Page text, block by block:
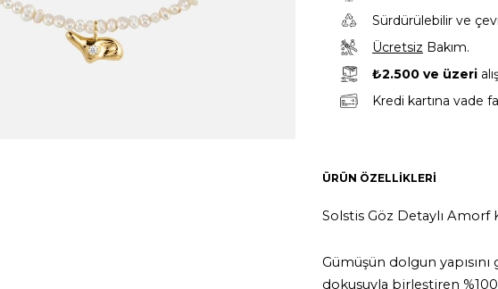
Sürdürülebilir ve
Ücretsiz Bakım.
₺2.500 ve üzeri
Kredi kartına vade
ÜRÜN ÖZELLIKLERI
Solstis Göz Detaylı Amorf
Gümüşün dolgun
dokusuyla birleştiren